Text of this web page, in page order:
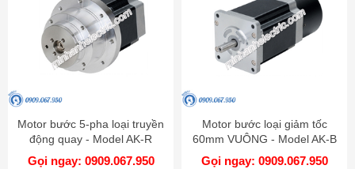
Motor bước 5-pha loại truyền
động quay - Model AK-R
Gọi ngay: 0909.067.950
Motor bước loại giảm tốc
60mm VUÔNG - Model AK-B
Gọi ngay: 0909.067.950